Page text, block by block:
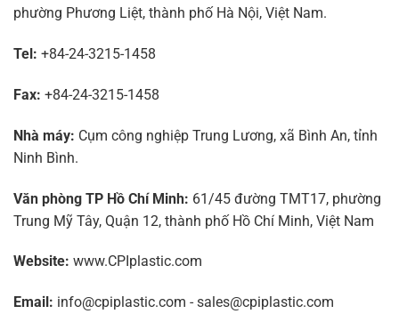
phường Phương Liệt, thành phố Hà Nội, Việt Nam.
Tel: +84-24-3215-1458
Fax: +84-24-3215-1458
Nhà máy: Cụm công nghiệp Trung Lương, xã Bình An, tỉnh
Ninh Bình.
Văn phòng TP Hồ Chí Minh: 61/45 đường TMT17, phường
Trung Mỹ Tây, Quận 12, thành phố Hồ Chí Minh, Việt Nam
Website: www.CPIplastic.com
Email: info@cpiplastic.com - sales@cpiplastic.com